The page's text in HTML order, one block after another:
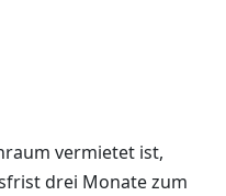
vermietet ist,
drei Monate zum